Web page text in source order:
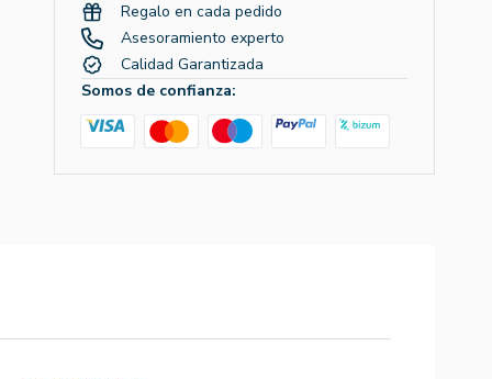
Regalo en cada pedido
Asesoramiento experto
Calidad Garantizada
Somos de confianza: